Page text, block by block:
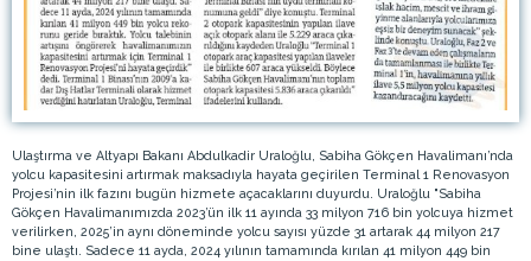
Ulaştırma ve Altyapı Bakanı Abdulkadir Uraloğlu, Sabiha Gökçen Havalimanı’nda
yolcu kapasitesini artırmak maksadıyla hayata geçirilen Terminal 1 Renovasyon
Projesi’nin ilk fazını bugün hizmete açacaklarını duyurdu. Uraloğlu "Sabiha
Gökçen Havalimanımızda 2023’ün ilk 11 ayında 33 milyon 716 bin yolcuya hizmet
verilirken, 2025’in aynı döneminde yolcu sayısı yüzde 31 artarak 44 milyon 217
bine ulaştı. Sadece 11 ayda, 2024 yılının tamamında kırılan 41 milyon 449 bin